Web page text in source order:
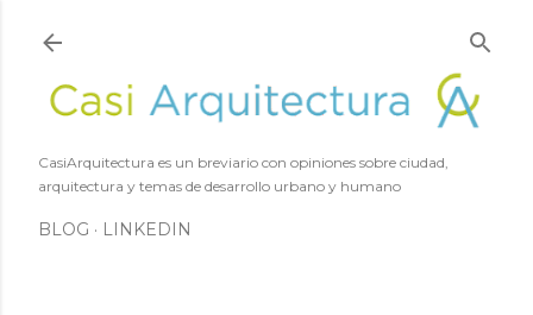
CasiArquitectura es un breviario con opiniones sobre ciudad,
arquitectura y temas de desarrollo urbano y humano
BLOG LINKEDIN